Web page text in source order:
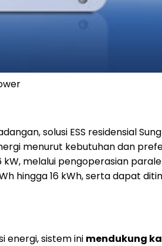
solusi ESS residensial
menurut kebutuhan dan
melalui pengoperasian
hingga 16 kWh, serta dapat
energi, sistem ini mendukung